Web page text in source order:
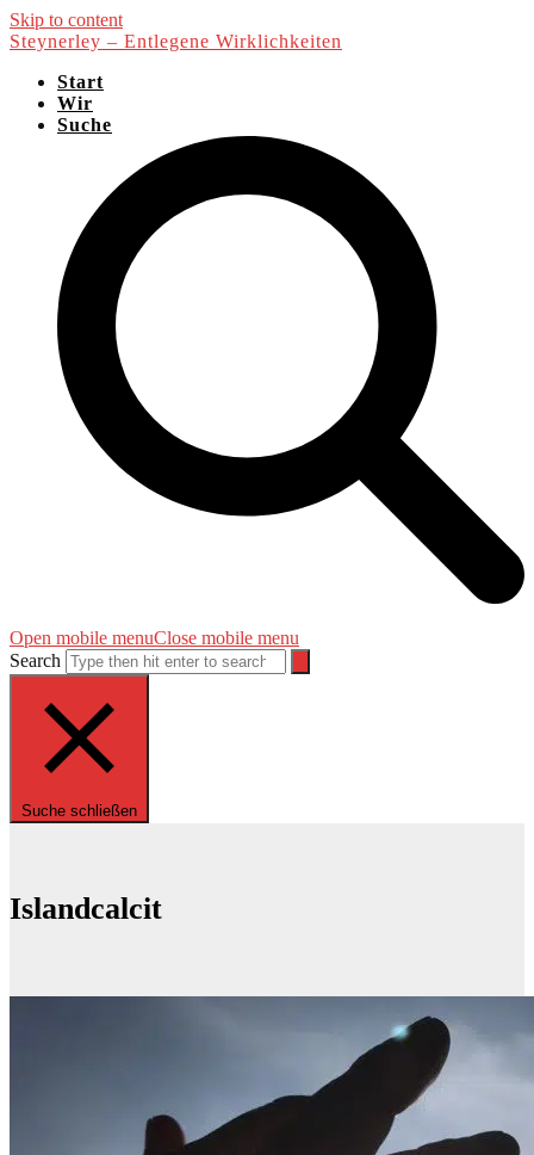
Skip to content
Steynerley – Entlegene Wirklichkeiten
Start
Wir
Suche
Open mobile menuClose mobile menu
Search
Suche schließen
Islandcalcit